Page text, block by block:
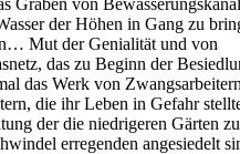
der Höhen in Gang zu
Mut der Genialität und von
das zu Beginn der
das Werk von
die ihr Leben in Gefahr
der die niedrigeren Gärten zu
erregenden angesiedelt